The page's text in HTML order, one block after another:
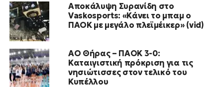
Αποκάλυψη Συρανίδη στο
Vaskosports: «Κάνει το μπαμ ο
ΠΑΟΚ με μεγάλο πλεϊμέικερ» (vid)
ΑΟ Θήρας – ΠΑΟΚ 3-0:
Καταιγιστική πρόκριση για τις
νησιώτισσες στον τελικό του
Κυπέλλου